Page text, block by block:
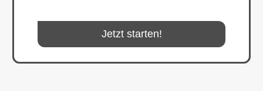
Jetzt starten!